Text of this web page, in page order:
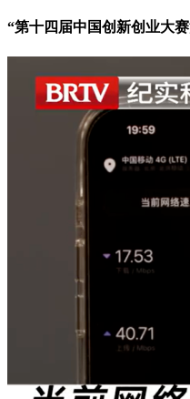
“第十四届中国创新创业大